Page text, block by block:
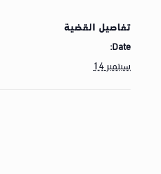
تفاصيل القضية
Date:
سبتمبر 14